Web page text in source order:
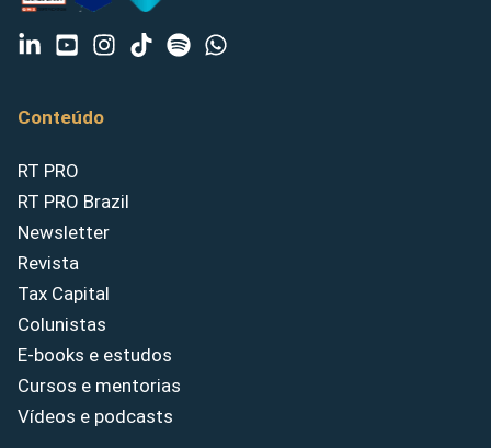
Conteúdo
RT PRO
RT PRO Brazil
Newsletter
Revista
Tax Capital
Colunistas
E-books e estudos
Cursos e mentorias
Vídeos e podcasts